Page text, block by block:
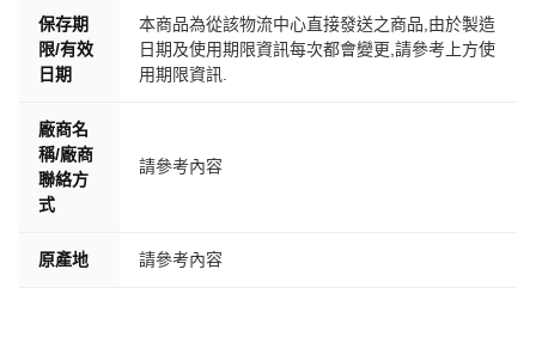
保存期
限/有效
日期
本商品為從該物流中心直接發送之商品,由於製造
日期及使用期限資訊每次都會變更,請參考上方使
用期限資訊.
廠商名
稱/廠商
聯絡方
式
請參考內容
原產地 請參考內容